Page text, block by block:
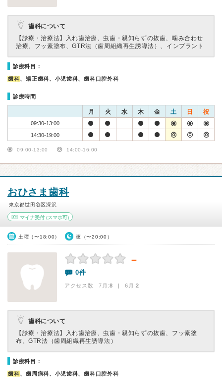
歯科について
【診療・治療法】
入れ歯治療、虫歯・親知らずの抜歯、噛み合わせ
治療、フッ素塗布、GTR法（歯周組織再生誘導法）、インプラント
診療科目：
歯科、矯正歯科、小児歯科、歯科口腔外科
診療時間
月 火 水 木 金 土 日 祝
09:30-13:00
14:30-19:00
09:00-13:00 14:00-16:00
おひさま歯科
東京都世田谷区深沢
マイナ受付 (スマホ可)
土曜（〜18:00） 夜（〜20:00）
－
0件
アクセス数 7月:8 | 6月:2
歯科について
【診療・治療法】
入れ歯治療、虫歯・親知らずの抜歯、フッ素塗
布、GTR法（歯周組織再生誘導法）
診療科目：
歯科、歯周病科、小児歯科、歯科口腔外科